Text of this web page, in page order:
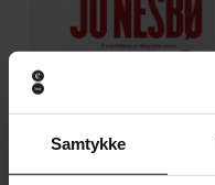
Samtykke